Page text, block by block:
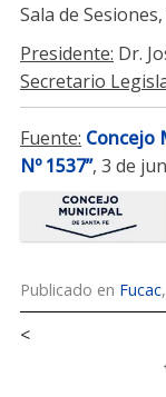
Sala de
Presidente: Dr.
Secretario
Fuente: Concejo
Nº 1537”, 3 de
Publicado en Fucac,
Navegador de